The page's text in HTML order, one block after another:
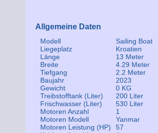
Allgemeine Daten
Modell
Sailing Boat
Liegeplatz
Kroatien
Länge
13 Meter
Breite
4.29 Meter
Tiefgang
2.2 Meter
Baujahr
2023
Gewicht
0 KG
Treibstofftank (Liter)
200 Liter
Frischwasser (Liter)
530 Liter
Motoren Anzahl
1
Motoren Modell
Yanmar
Motoren Leistung (HP)
57